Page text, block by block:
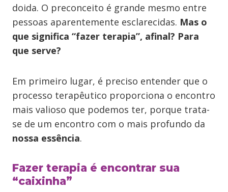
doida. O preconceito é grande mesmo entre
pessoas aparentemente esclarecidas. Mas o
que significa “fazer terapia”, afinal? Para
que serve?
Em primeiro lugar, é preciso entender que o
processo terapêutico proporciona o encontro
mais valioso que podemos ter, porque trata-
se de um encontro com o mais profundo da
nossa essência.
Fazer terapia é encontrar sua
“caixinha”